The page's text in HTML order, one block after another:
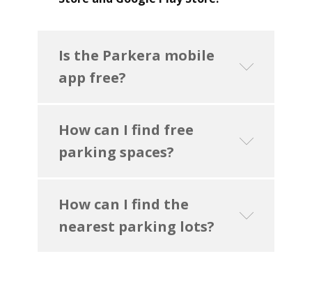
Is the Parkera mobile
app free?
How can I find free
parking spaces?
How can I find the
nearest parking lots?